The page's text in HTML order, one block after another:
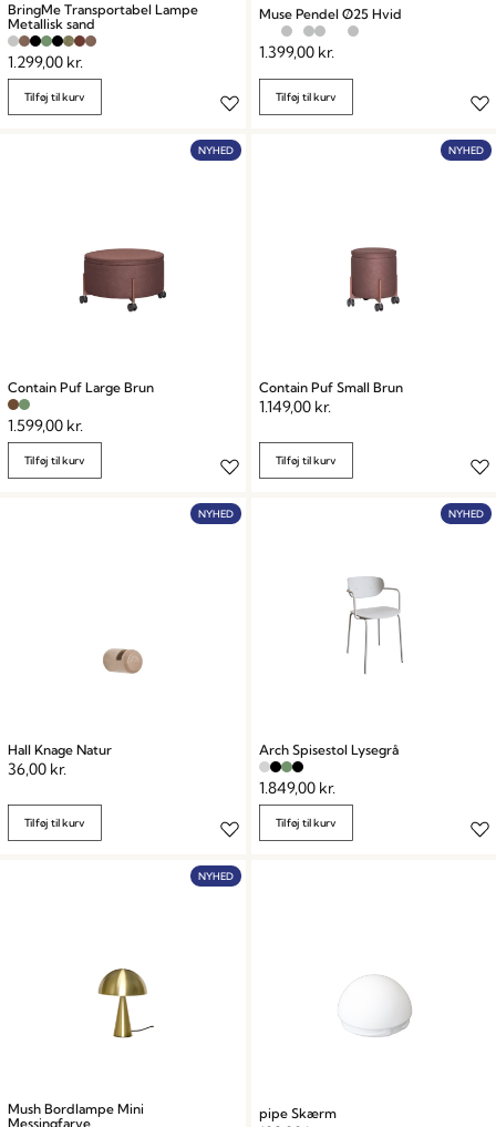
BringMe Transportabel Lampe
Metallisk sand
1.299,00 kr.
Tilføj til kurv
Muse Pendel Ø25 Hvid
1.399,00 kr.
Tilføj til kurv
NYHED
Contain Puf Large Brun
1.599,00 kr.
Tilføj til kurv
NYHED
Contain Puf Small Brun
1.149,00 kr.
Tilføj til kurv
NYHED
Hall Knage Natur
36,00 kr.
Tilføj til kurv
NYHED
Arch Spisestol Lysegrå
1.849,00 kr.
Tilføj til kurv
NYHED
Mush Bordlampe Mini
Messingfarve
pipe Skærm